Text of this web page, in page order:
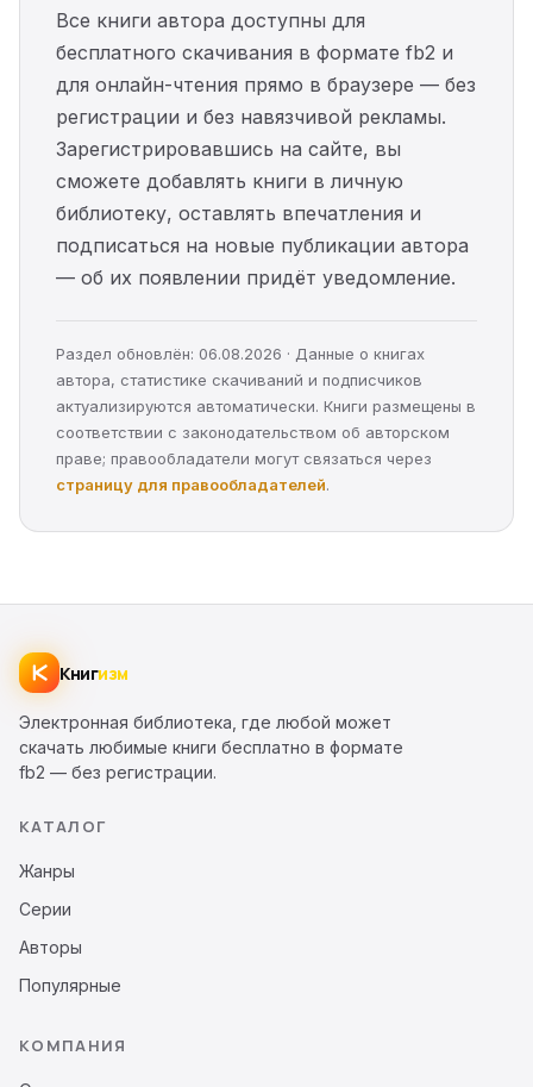
Все книги автора доступны для
бесплатного скачивания в формате fb2 и
для онлайн-чтения прямо в браузере — без
регистрации и без навязчивой рекламы.
Зарегистрировавшись на сайте, вы
сможете добавлять книги в личную
библиотеку, оставлять впечатления и
подписаться на новые публикации автора
— об их появлении придёт уведомление.
Раздел обновлён: 06.08.2026 · Данные о книгах
автора, статистике скачиваний и подписчиков
актуализируются автоматически. Книги размещены в
соответствии с законодательством об авторском
праве; правообладатели могут связаться через
страницу для правообладателей.
Книгизм
Электронная библиотека, где любой может
скачать любимые книги бесплатно в формате
fb2 — без регистрации.
КАТАЛОГ
Жанры
Серии
Авторы
Популярные
КОМПАНИЯ